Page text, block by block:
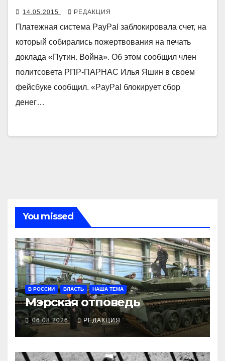
14.05.2015 РЕДАКЦИЯ
Платежная система PayPal заблокировала счет, на
который собирались пожертвования на печать
доклада «Путин. Война». Об этом сообщил член
политсовета РПР-ПАРНАС Илья Яшин в своем
фейсбуке сообщил. «PayPal блокирует сбор
денег…
You missed
В РОССИИ ВЛАСТЬ НАША ТЕМА
Мэрская отповедь
06.08.2026 РЕДАКЦИЯ